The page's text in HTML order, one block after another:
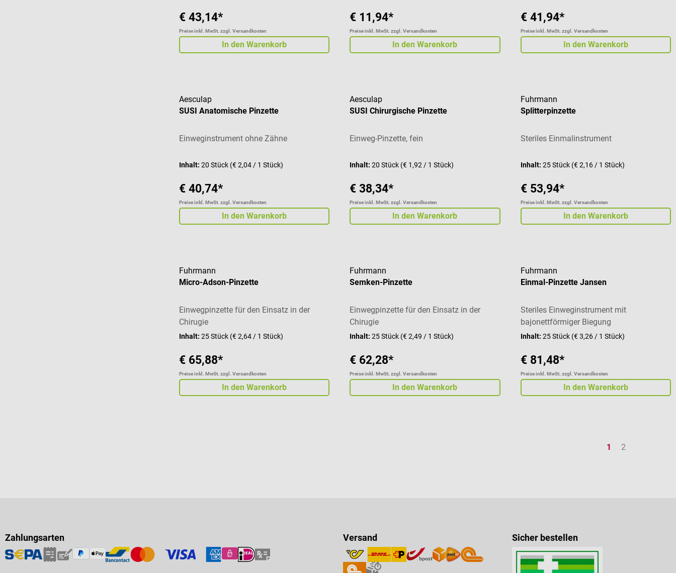
€ 43,14*
Preise inkl. MwSt. zzgl. Versandkosten
In den Warenkorb
€ 11,94*
Preise inkl. MwSt. zzgl. Versandkosten
In den Warenkorb
€ 41,94*
Preise inkl. MwSt. zzgl. Versandkosten
In den Warenkorb
Aesculap
SUSI Anatomische Pinzette
Einweginstrument ohne Zähne
Inhalt: 20 Stück (€ 2,04 / 1 Stück)
€ 40,74*
Preise inkl. MwSt. zzgl. Versandkosten
In den Warenkorb
Aesculap
SUSI Chirurgische Pinzette
Einweg-Pinzette, fein
Inhalt:20 Stück (€ 1,92 / 1 Stück)
€ 38,34*
Preise inkl. MwSt. zzgl. Versandkosten
In den Warenkorb
Fuhrmann
Splitterpinzette
Steriles Einmalinstrument
Inhalt: 25 Stück (€ 2,16 / 1 Stück)
€ 53,94*
Preise inkl. MwSt. zzgl. Versandkosten
In den Warenkorb
Fuhrmann
Micro-Adson-Pinzette
Einwegpinzette für den Einsatz in der
Chirugie
Inhalt: 25 Stück (€ 2,64 / 1 Stück)
€ 65,88*
Preise inkl. MwSt. zzgl. Versandkosten
In den Warenkorb
Fuhrmann
Semken-Pinzette
Einwegpinzette für den Einsatz in der
Chirugie
Inhalt:25 Stück (€ 2,49 / 1 Stück)
€ 62,28*
Preise inkl. MwSt. zzgl. Versandkosten
In den Warenkorb
Fuhrmann
Einmal-Pinzette Jansen
Steriles Einweginstrument mit
bajonettförmiger Biegung
Inhalt: 25 Stück (€ 3,26 / 1 Stück)
€ 81,48*
Preise inkl. MwSt. zzgl. Versandkosten
In den Warenkorb
Seite
1 Seite
2
Zahlungsarten Versand Sicher bestellen